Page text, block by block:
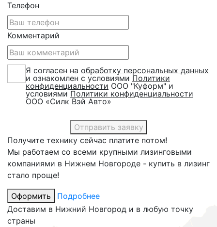
Телефон
Комментарий
Я согласен на обработку персональных данных
и ознакомлен с условиями Политики
конфиденциальности ООО "Куформ" и
условиями Политики конфиденциальности
ООО «Силк Вэй Авто»
Получите технику сейчас платите потом!
Мы работаем со всеми крупными лизинговыми
компаниями в Нижнем Новгороде - купить в лизинг
стало проще!
Оформить
Подробнее
Доставим в Нижний Новгород и в любую точку
страны